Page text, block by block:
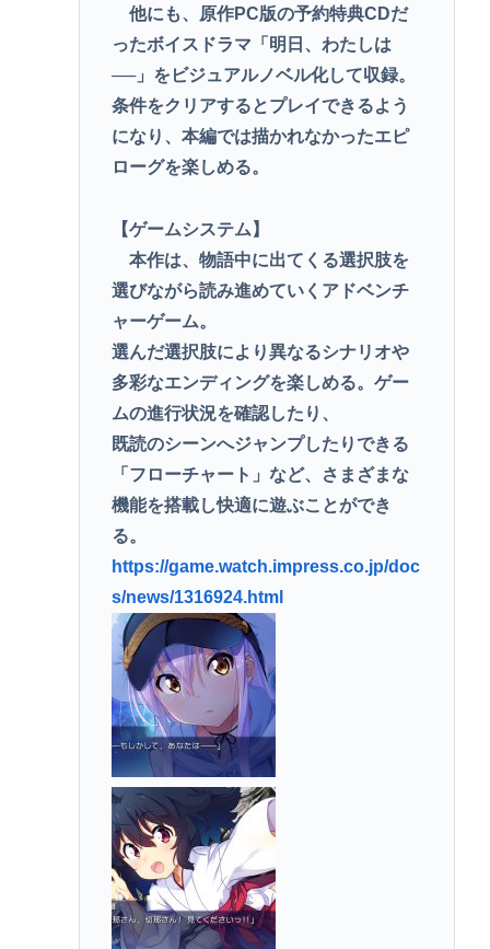
他にも、原作PC版の予約特典CDだ
ったボイスドラマ「明日、わたしは
──」をビジュアルノベル化して収録。
条件をクリアするとプレイできるよう
になり、本編では描かれなかったエピ
ローグを楽しめる。
【ゲームシステム】
本作は、物語中に出てくる選択肢を
選びながら読み進めていくアドベンチ
ャーゲーム。
選んだ選択肢により異なるシナリオや
多彩なエンディングを楽しめる。ゲー
ムの進行状況を確認したり、
既読のシーンへジャンプしたりできる
「フローチャート」など、さまざまな
機能を搭載し快適に遊ぶことができ
る。
https://game.watch.impress.co.jp/doc
s/news/1316924.html